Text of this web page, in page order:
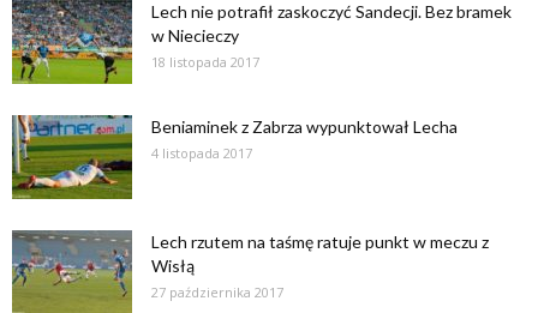
Lech nie potrafił zaskoczyć Sandecji. Bez bramek
w Niecieczy
18 listopada 2017
Beniaminek z Zabrza wypunktował Lecha
4 listopada 2017
Lech rzutem na taśmę ratuje punkt w meczu z
Wisłą
27 października 2017